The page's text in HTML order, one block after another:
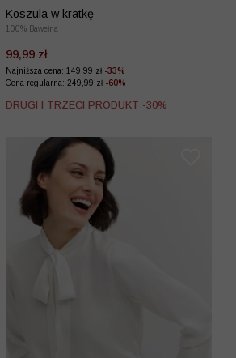
Koszula w kratkę
100% Bawełna
99,99 zł
Najniższa cena: 149,99 zł -33%
Cena regularna: 249,99 zł -60%
DRUGI I TRZECI PRODUKT -30%